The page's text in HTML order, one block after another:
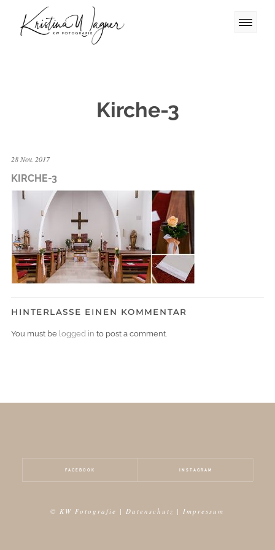
Kirche-3
28 Nov. 2017
KIRCHE-3
HINTERLASSE EINEN KOMMENTAR
You must be logged in to post a comment.
FACEBOOK INSTAGRAM
© KW Fotografie |Datenschutz |Impressum